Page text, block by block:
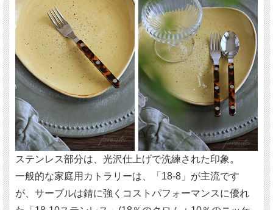
ステンレス部分は、光沢仕上げで洗練された印象。
一般的な家庭用カトラリーは、「18-8」が主流です
が、サーブルは錆に強くコストパフォーマンスに優れ